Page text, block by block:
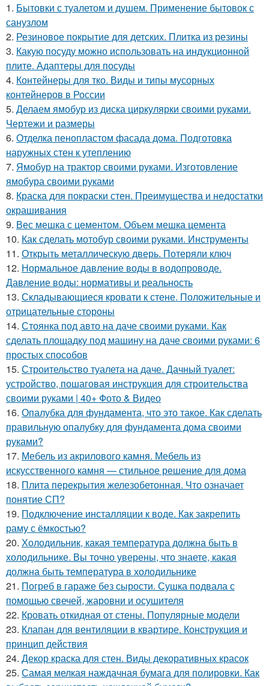
1. Бытовки с туалетом и душем. Применение бытовок с
санузлом
2. Резиновое покрытие для детских. Плитка из резины
3. Какую посуду можно использовать на индукционной
плите. Адаптеры для посуды
4. Контейнеры для тко. Виды и типы мусорных
контейнеров в России
5. Делаем ямобур из диска циркулярки своими руками.
Чертежи и размеры
6. Отделка пенопластом фасада дома. Подготовка
наружных стен к утеплению
7. Ямобур на трактор своими руками. Изготовление
ямобура своими руками
8. Краска для покраски стен. Преимущества и недостатки
окрашивания
9. Вес мешка с цементом. Объем мешка цемента
10. Как сделать мотобур своими руками. Инструменты
11. Открыть металлическую дверь. Потеряли ключ
12. Нормальное давление воды в водопроводе.
Давление воды: нормативы и реальность
13. Складывающиеся кровати к стене. Положительные и
отрицательные стороны
14. Стоянка под авто на даче своими руками. Как
сделать площадку под машину на даче своими руками: 6
простых способов
15. Строительство туалета на даче. Дачный туалет:
устройство, пошаговая инструкция для строительства
своими руками | 40+ Фото & Видео
16. Опалубка для фундамента, что это такое. Как сделать
правильную опалубку для фундамента дома своими
руками?
17. Мебель из акрилового камня. Мебель из
искусственного камня — стильное решение для дома
18. Плита перекрытия железобетонная. Что означает
понятие СП?
19. Подключение инсталляции к воде. Как закрепить
раму с ёмкостью?
20. Холодильник, какая температура должна быть в
холодильнике. Вы точно уверены, что знаете, какая
должна быть температура в холодильнике
21. Погреб в гараже без сырости. Сушка подвала с
помощью свечей, жаровни и осушителя
22. Кровать откидная от стены. Популярные модели
23. Клапан для вентиляции в квартире. Конструкция и
принцип действия
24. Декор краска для стен. Виды декоративных красок
25. Самая мелкая наждачная бумага для полировки. Как